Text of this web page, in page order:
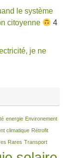
le système
citoyenne
4
je ne
energie Environement
climatique Rétrofit
Rares Transport